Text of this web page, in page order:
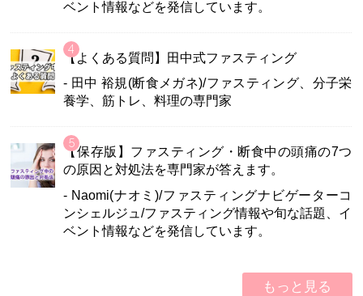
ベント情報などを発信しています。
【よくある質問】田中式ファスティング
- 田中 裕規(断食メガネ)/ファスティング、分子栄
養学、筋トレ、料理の専門家
【保存版】ファスティング・断食中の頭痛の7つ
の原因と対処法を専門家が答えます。
- Naomi(ナオミ)/ファスティングナビゲーターコ
ンシェルジュ/ファスティング情報や旬な話題、イ
ベント情報などを発信しています。
もっと見る